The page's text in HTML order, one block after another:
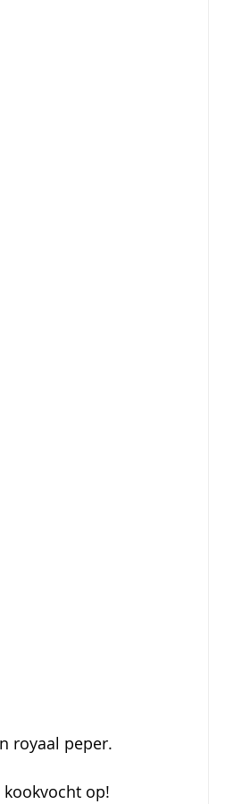
royaal peper.
op!